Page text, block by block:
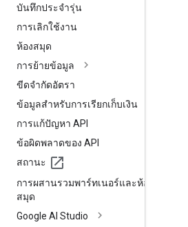
บันทึกประจำรุ่น
การเลิกใช้งาน
ห้องสมุด
การย้ายข้อมูล
ขีดจำกัดอัตรา
ข้อมูลสำหรับการเรียกเก็บเงิน
การแก้ปัญหา API
ข้อผิดพลาดของ API
สถานะ
การผสานรวมพาร์ทเนอร์และห้อง
สมุด
Google AI Studio